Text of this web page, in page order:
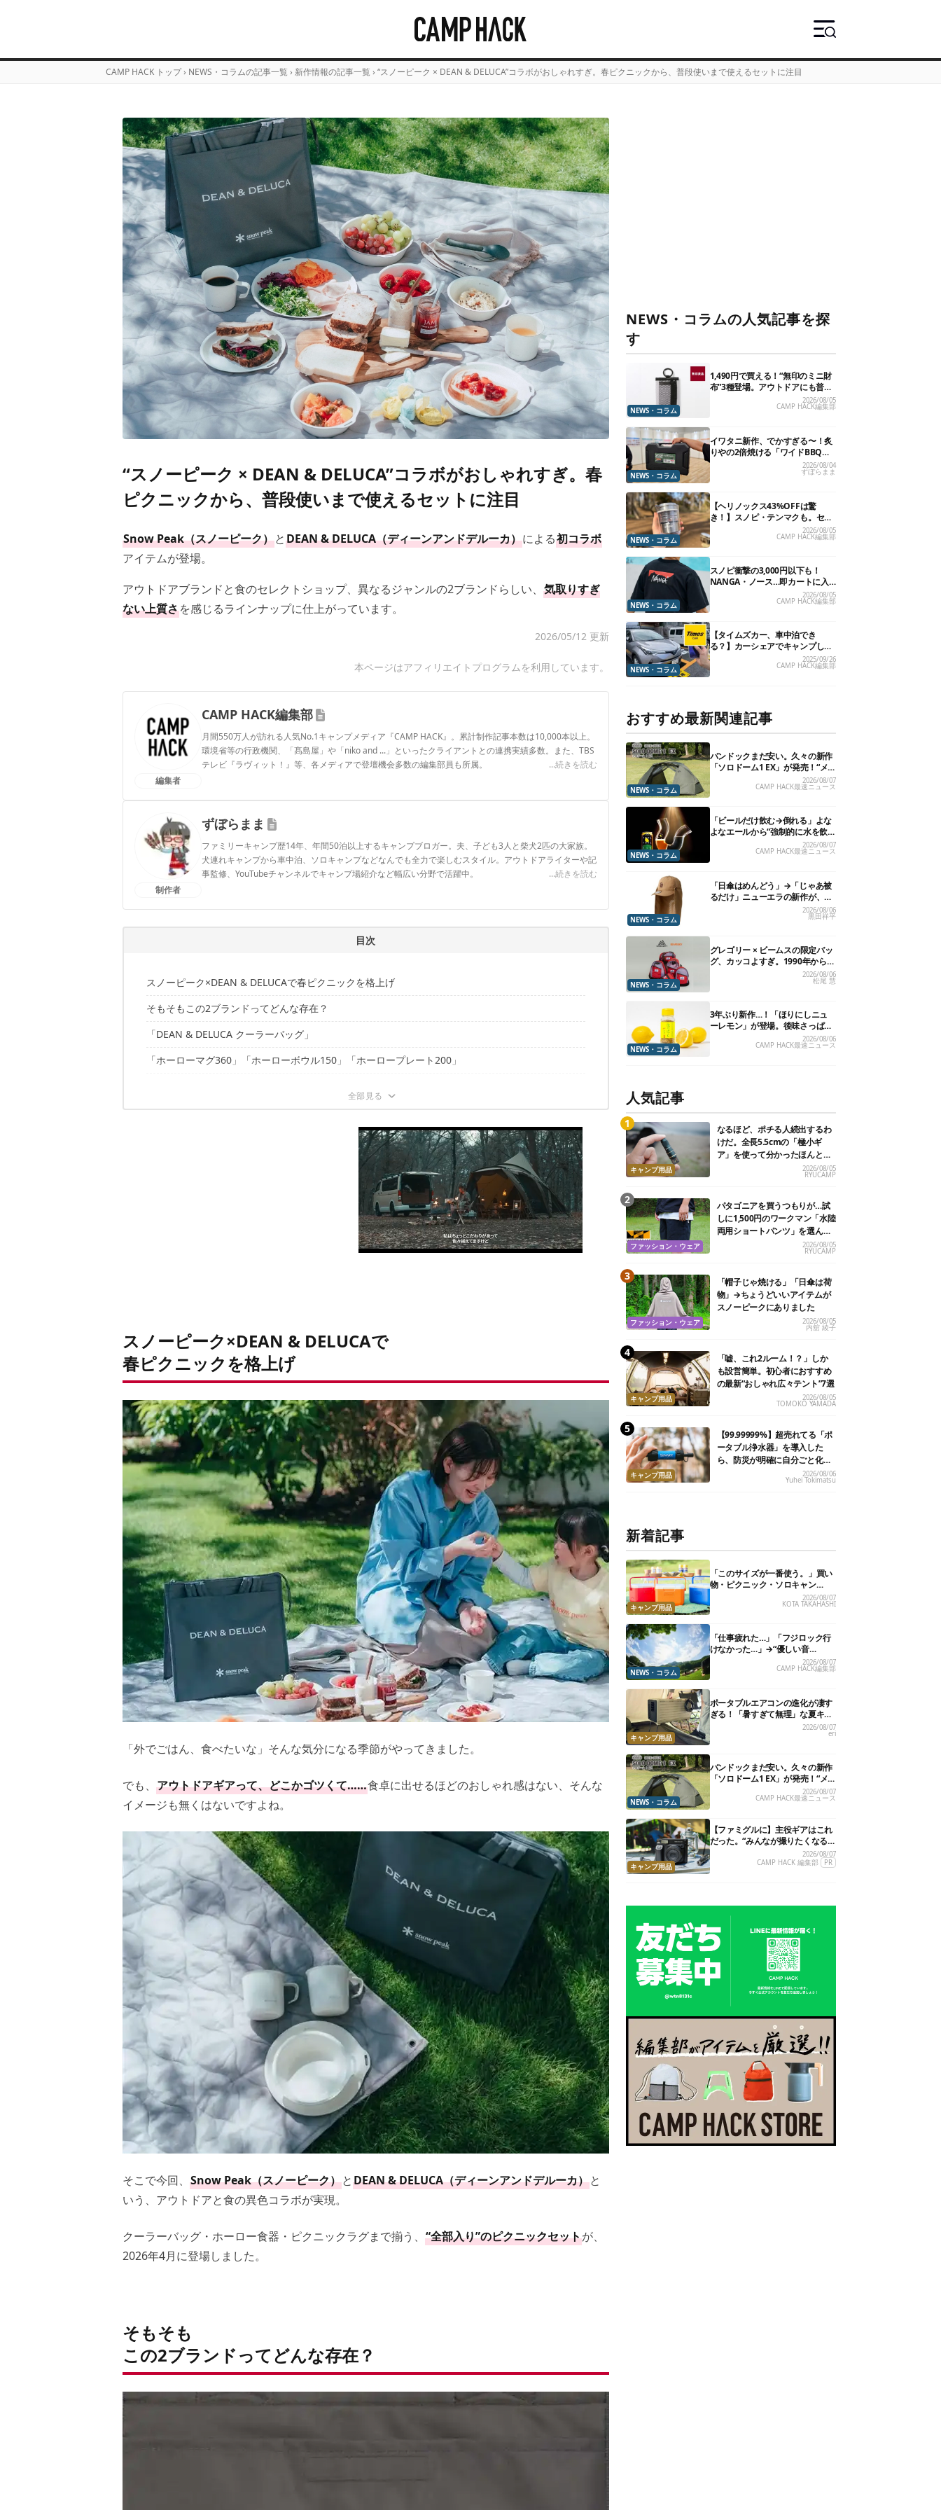
CAMP HACK トップ › NEWS・コラムの記事一覧 › 新作情報の記事一覧 › “スノーピーク × DEAN & DELUCA”コラボがおしゃれすぎ。春ピクニックから、普段使いまで使えるセットに注目
“スノーピーク × DEAN & DELUCA”コラボがおしゃれすぎ。春
ピクニックから、普段使いまで使えるセットに注目
Snow Peak（スノーピーク）とDEAN & DELUCA（ディーンアンドデルーカ）による初コラボ
アイテムが登場。
アウトドアブランドと食のセレクトショップ、異なるジャンルの2ブランドらしい、 気取りすぎ
ない上質さを感じるラインナップに仕上がっています。
2026/05/12 更新
本ページはアフィリエイトプログラムを利用しています。
編集者
CAMP HACK編集部
月間550万人が訪れる人気No.1キャンプメディア『CAMP HACK』。累計制作記事本数は10,000本以上。
環境省等の行政機関、「髙島屋」や「niko and ...」といったクライアントとの連携実績多数。また、TBS
テレビ『ラヴィット！』等、各メディアで登壇機会多数の編集部員も所属。
...続きを読む
制作者
ずぼらまま
ファミリーキャンプ歴14年、年間50泊以上するキャンプブロガー。夫、子ども3人と柴犬2匹の大家族。
犬連れキャンプから車中泊、ソロキャンプなどなんでも全力で楽しむスタイル。アウトドアライターや記
事監修、YouTubeチャンネルでキャンプ場紹介など幅広い分野で活躍中。
...続きを読む
目次
スノーピーク×DEAN & DELUCAで春ピクニックを格上げ
そもそもこの2ブランドってどんな存在？
「DEAN & DELUCA クーラーバッグ」
「ホーローマグ360」「ホーローボウル150」「ホーロープレート200」
「なんかいい休日だったな」の正体かも
スノーピーク×DEAN & DELUCAで
春ピクニックを格上げ
「外でごはん、食べたいな」そんな気分になる季節がやってきました。
でも、 アウトドアギアって、どこかゴツくて……食卓に出せるほどのおしゃれ感はない、そんな
イメージも無くはないですよね。
そこで今回、 Snow Peak（スノーピーク）とDEAN & DELUCA（ディーンアンドデルーカ）と
いう、アウトドアと食の異色コラボが実現。
クーラーバッグ・ホーロー食器・ピクニックラグまで揃う、 “全部入り”のピクニックセットが、
2026年4月に登場しました。
そもそも
この2ブランドってどんな存在？
NEWS・コラムの人気記事を探
す
NEWS・コラム
1,490円で買える！“無印のミニ財
布”3種登場。アウトドアにも普段
2026/08/05
CAMP HACK編集部
NEWS・コラム
イワタニ新作、でかすぎる〜！炙
りやの2倍焼ける「ワイドBBQグ
リル」で“豪快焼肉”できるよ【再
販開始】
2026/08/04
ずぼらまま
NEWS・コラム
【ヘリノックス43%OFFは驚
き！】スノピ・テンマクも。セー
ル中の「見逃せないキャンプ道
具」12選
2026/08/05
CAMP HACK編集部
NEWS・コラム
スノピ衝撃の3,000円以下も！
NANGA・ノース…即カートに入
れたいアウトドアな「値下げ夏
2026/08/05
CAMP HACK編集部
NEWS・コラム
【タイムズカー、車中泊でき
る？】カーシェアでキャンプした
いので、直接聞いてみました2025/09/26
CAMP HACK編集部
おすすめ最新関連記事
NEWS・コラム
バンドックまだ安い。久々の新作
「ソロドーム1 EX」が発売！“メ
ッシュインナー”だけでも使える
よ【防災も◎】
2026/08/07
CAMP HACK最速ニュース
NEWS・コラム
「ビールだけ飲む→倒れる」よな
よなエールから“強制的に水を飲
2026/08/07
CAMP HACK最速ニュース
NEWS・コラム
「日傘はめんどう」→「じゃあ被
るだけ」ニューエラの新作が、真
2026/08/06
黒田祥平
NEWS・コラム
グレゴリー × ビームスの限定バッ
グ、カッコよすぎ。1990年から“3
年のみ使用”されていた、紫タグ
2026/08/06
松尾 慧
NEWS・コラム
3年ぶり新作…！「ほりにしニュ
ーレモン」が登場。後味さっぱり
の万能スパイス！【8月21日発
2026/08/06
CAMP HACK最速ニュース
人気記事
キャンプ用品
なるほど、ポチる人続出するわ
けだ。全長5.5cmの「極小ギ
ア」を使って分かったほんとの
2026/08/05
RYUCAMP
ファッション・ウェア
パタゴニアを買うつもりが…試
しに1,500円のワークマン「水陸
両用ショートパンツ」を選んだ
2026/08/05
RYUCAMP
ファッション・ウェア
「帽子じゃ焼ける」「日傘は荷
物」→ちょうどいいアイテムが
スノーピークにありました
2026/08/05
内舘 綾子
キャンプ用品
「嘘、これ2ルーム！？」しか
も設営簡単。初心者におすすめ
の最新“おしゃれ広々テント”7選
2026/08/05
TOMOKO YAMADA
キャンプ用品
【99.99999%】超売れてる「ポ
ータブル浄水器」を導入した
ら、防災が明確に自分ごと化し
2026/08/06
Yuhei Tokimatsu
新着記事
キャンプ用品
「このサイズが一番使う。」買い
物・ピクニック・ソロキャン
に“ちょうどいい”小型クーラーボ
ックス13選
2026/08/07
KOTA TAKAHASHI
NEWS・コラム
「仕事疲れた…」「フジロック行
けなかった…」→“優しい音
楽”と“大きな自然”で治癒。まだ間
に合います。
2026/08/07
CAMP HACK編集部
キャンプ用品
ポータブルエアコンの進化が凄す
ぎる！「暑すぎて無理」な夏キャ
ンプを激変させる最新5選2026/08/07
eri
NEWS・コラム
バンドックまだ安い。久々の新作
「ソロドーム1 EX」が発売！“メ
ッシュインナー”だけでも使える
よ【防災も◎】
2026/08/07
CAMP HACK最速ニュース
キャンプ用品
【ファミグルに】主役ギアはこれ
だった。“みんなが撮りたくなる
カメラ”が楽しすぎる！
2026/08/07
CAMP HACK 編集部
PR